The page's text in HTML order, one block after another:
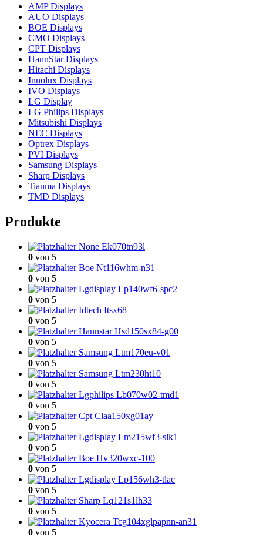
AMP Displays
AUO Displays
BOE Displays
CMO Displays
CPT Displays
HannStar Displays
Hitachi Displays
Innolux Displays
IVO Displays
LG Display
LG Philips Displays
Mitsubishi Displays
NEC Displays
Optrex Displays
PVI Displays
Samsung Displays
Sharp Displays
Tianma Displays
TMD Displays
Produkte
None Ek070tn93l
0 von 5
Boe Nt116whm-n31
0 von 5
Lgdisplay Lp140wf6-spc2
0 von 5
Idtech Itsx68
0 von 5
Hannstar Hsd150sx84-g00
0 von 5
Samsung Ltm170eu-v01
0 von 5
Samsung Ltm230ht10
0 von 5
Lgphilips Lb070w02-tmd1
0 von 5
Cpt Claa150xg01ay
0 von 5
Lgdisplay Lm215wf3-slk1
0 von 5
Boe Hv320wxc-100
0 von 5
Lgdisplay Lp156wh3-tlac
0 von 5
Sharp Lq121s1lh33
0 von 5
Kyocera Tcg104xglpapnn-an31
0 von 5